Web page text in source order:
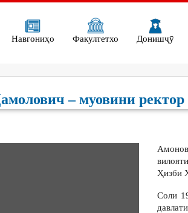
Навгониҳо Факултетхо Донишҷӯ
– муовини ректор
Ҳизби
Соли